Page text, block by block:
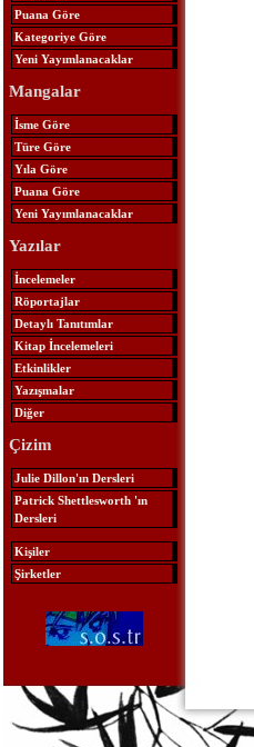
Puana Göre
Kategoriye Göre
Yeni Yayımlanacaklar
Mangalar
İsme Göre
Türe Göre
Yıla Göre
Puana Göre
Yeni Yayımlanacaklar
Yazılar
İncelemeler
Röportajlar
Detaylı Tanıtımlar
Kitap İncelemeleri
Etkinlikler
Yazışmalar
Diğer
Çizim
Julie Dillon'ın Dersleri
Patrick Shettlesworth 'ın
Dersleri
Kişiler
Şirketler